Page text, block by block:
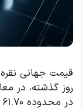
روز گذشته، در